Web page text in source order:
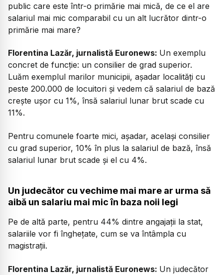
public care este într-o primărie mai mică, de ce el are
salariul mai mic comparabil cu un alt lucrător dintr-o
primărie mai mare?
Florentina Lazăr, jurnalistă Euronews: Un exemplu
concret de funcție: un consilier de grad superior.
Luăm exemplul marilor municipii, așadar localități cu
peste 200.000 de locuitori și vedem că salariul de bază
crește ușor cu 1%, însă salariul lunar brut scade cu
11%.
Pentru comunele foarte mici, așadar, același consilier
cu grad superior, 10% în plus la salariul de bază, însă
salariul lunar brut scade și el cu 4%.
Un judecător cu vechime mai mare ar urma să
aibă un salariu mai mic în baza noii legi
Pe de altă parte, pentru 44% dintre angajații la stat,
salariile vor fi înghețate, cum se va întâmpla cu
magistrații.
Florentina Lazăr, jurnalistă Euronews: Un judecător